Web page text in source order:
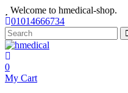
Welcome to hmedical-shop.
01014666734
0
My Cart